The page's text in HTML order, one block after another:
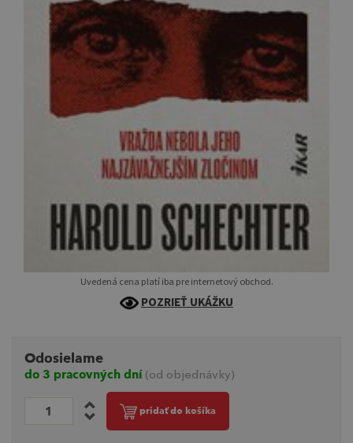
Uvedená cena platí iba pre internetový obchod.
POZRIEŤ UKÁŽKU
Odosielame
do 3 pracovných dní (od objednávky)
pridať do košíka